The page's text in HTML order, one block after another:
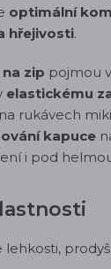
optimální
hřejivosti.
zip pojmou
elastickému
rukávech
kapuce
i pod